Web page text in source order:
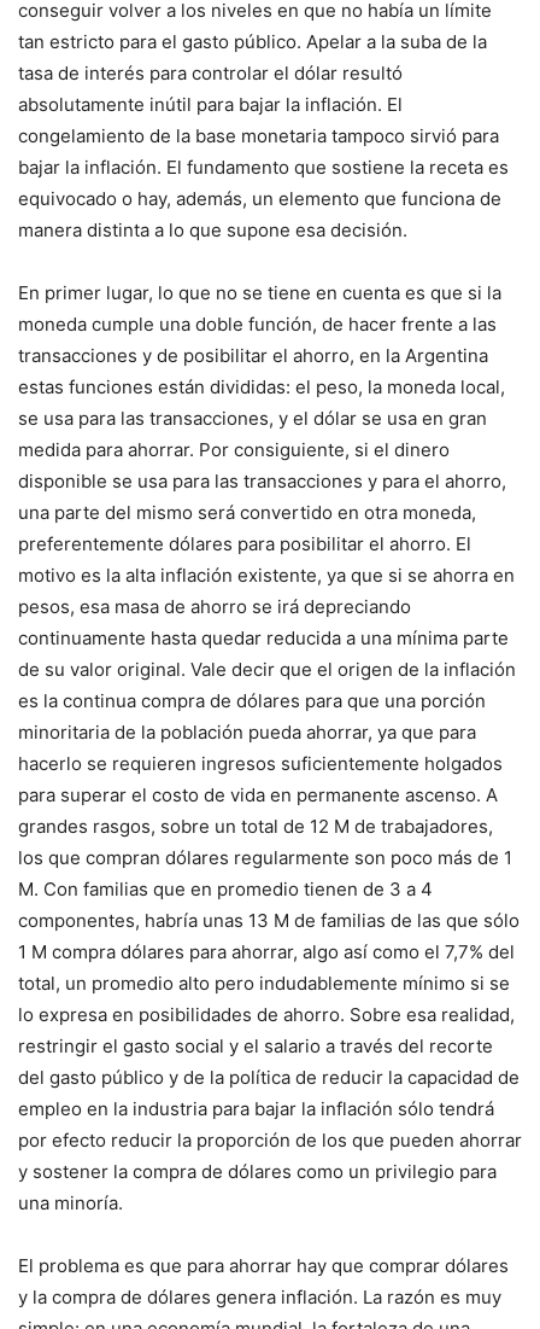
conseguir volver a los niveles en que no había un límite
tan estricto para el gasto público. Apelar a la suba de la
tasa de interés para controlar el dólar resultó
absolutamente inútil para bajar la inflación. El
congelamiento de la base monetaria tampoco sirvió para
bajar la inflación. El fundamento que sostiene la receta es
equivocado o hay, además, un elemento que funciona de
manera distinta a lo que supone esa decisión.
En primer lugar, lo que no se tiene en cuenta es que si la
moneda cumple una doble función, de hacer frente a las
transacciones y de posibilitar el ahorro, en la Argentina
estas funciones están divididas: el peso, la moneda local,
se usa para las transacciones, y el dólar se usa en gran
medida para ahorrar. Por consiguiente, si el dinero
disponible se usa para las transacciones y para el ahorro,
una parte del mismo será convertido en otra moneda,
preferentemente dólares para posibilitar el ahorro. El
motivo es la alta inflación existente, ya que si se ahorra en
pesos, esa masa de ahorro se irá depreciando
continuamente hasta quedar reducida a una mínima parte
de su valor original. Vale decir que el origen de la inflación
es la continua compra de dólares para que una porción
minoritaria de la población pueda ahorrar, ya que para
hacerlo se requieren ingresos suficientemente holgados
para superar el costo de vida en permanente ascenso. A
grandes rasgos, sobre un total de 12 M de trabajadores,
los que compran dólares regularmente son poco más de 1
M. Con familias que en promedio tienen de 3 a 4
componentes, habría unas 13 M de familias de las que sólo
1 M compra dólares para ahorrar, algo así como el 7,7% del
total, un promedio alto pero indudablemente mínimo si se
lo expresa en posibilidades de ahorro. Sobre esa realidad,
restringir el gasto social y el salario a través del recorte
del gasto público y de la política de reducir la capacidad de
empleo en la industria para bajar la inflación sólo tendrá
por efecto reducir la proporción de los que pueden ahorrar
y sostener la compra de dólares como un privilegio para
una minoría.
El problema es que para ahorrar hay que comprar dólares
y la compra de dólares genera inflación. La razón es muy